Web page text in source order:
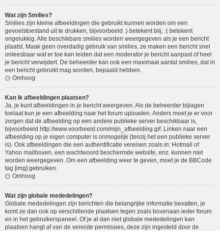
Wat zijn Smilies?
Smilies zijn kleine afbeeldingen die gebruikt kunnen worden om een
gevoelstoestand uit te drukken, bijvoorbeeld :) betekent blij, :( betekent
ongelukkig. Alle beschikbare smilies worden weergegeven als je een bericht
plaatst. Maak geen overdadig gebruik van smilies, ze maken een bericht snel
onleesbaar wat er toe kan leiden dat een moderator je bericht aanpast of heel
je bericht verwijdert. De beheerder kan ook een maximaal aantal smilies, dat in
een bericht gebruikt mag worden, bepaald hebben.
Omhoog
Kan ik afbeeldingen plaatsen?
Ja, je kunt afbeeldingen in je bericht weergeven. Als de beheerder bijlagen
toelaat kun je een afbeelding naar het forum uploaden. Anders moet je er voor
zorgen dat de afbeelding op een andere publieke server beschikbaar is,
bijvoorbeeld http://www.voorbeeld.com/mijn_afbeelding.gif. Linken naar een
afbeelding op je eigen computer is onmogelijk (tenzij het een publieke server
is). Ook afbeeldingen die een authentificatie vereisen zoals in: Hotmail of
Yahoo mailboxen, een wachtwoord beschermde website, enz. kunnen niet
worden weergegeven. Om een afbeelding weer te geven, moet je de BBCode
tag [img] gebruiken.
Omhoog
Wat zijn globale mededelingen?
Globale mededelingen zijn berichten die belangrijke informatie bevatten, je
komt ze dan ook op verschillende plaatsen tegen zoals bovenaan ieder forum
en in het gebruikerspaneel. Of je al dan niet globale mededelingen kan
plaatsen hangt af van de vereiste permissies, deze zijn ingesteld door de